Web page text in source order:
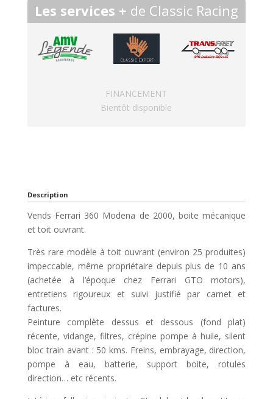
Les services + de Classic Racing
FINANCEMENT
Bientôt disponible
Description
Vends Ferrari 360 Modena de 2000, boite mécanique
et toit ouvrant.
Très rare modèle à toit ouvrant (environ 25 produites)
impeccable, même propriétaire depuis plus de 10 ans
(achetée à l’époque chez Ferrari GTO motors),
entretiens rigoureux et suivi justifié par carnet et
factures.
Peinture complète dessus et dessous (fond plat)
récente, vidange, filtres, crépine pompe à huile, silent
bloc train avant : 50 kms. Freins, embrayage, direction,
pompe à eau, batterie, support boite, rotules
direction… etc récents.